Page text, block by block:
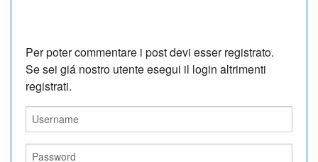
Per poter commentare i post devi esser registrato.
Se sei giá nostro utente esegui il login altrimenti
registrati.